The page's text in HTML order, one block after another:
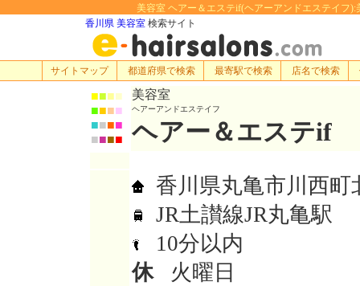
美容室 ヘアー＆エステif(ヘアーアンドエステイフ):
香川県 美容室 検索サイト
サイトマップ 都道府県で検索 最寄駅で検索 店名で検索
■■■■
■■■■
■■■■
■■■■
美容室
ヘアーアンドエステイフ
ヘアー＆エステif
香川県丸亀市川西町
JR土讃線JR丸亀駅
10分以内
休火曜日